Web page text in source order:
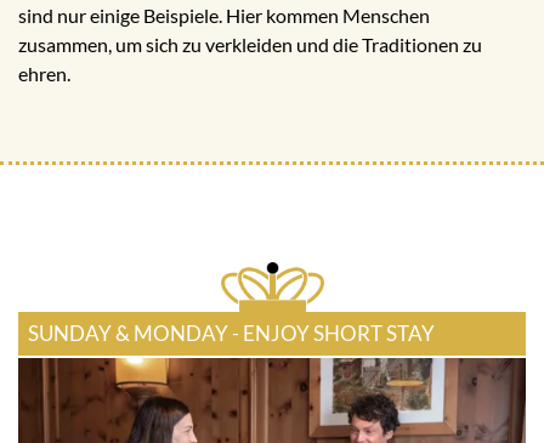
sind nur einige Beispiele. Hier kommen Menschen
zusammen, um sich zu verkleiden und die Traditionen zu
ehren.
SUNDAY & MONDAY - ENJOY SHORT STAY